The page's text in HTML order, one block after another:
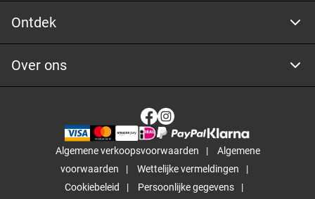
Ontdek
Over ons
Algemene verkoopsvoorwaarden
Algemene
voorwaarden
Wettelijke vermeldingen
Cookiebeleid
Persoonlijke gegevens